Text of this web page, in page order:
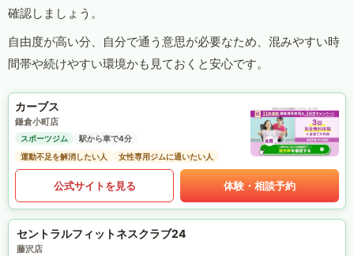
確認しましょう。
自由度が高い分、自分で通う意思が必要なため、混みやすい時
間帯や続けやすい環境かも見ておくと安心です。
カーブス
鎌倉小町店
スポーツジム
駅から車で4分
運動不足を解消したい人
女性専用ジムに通いたい人
公式サイトを見る 体験・相談予約
セントラルフィットネスクラブ24
藤沢店